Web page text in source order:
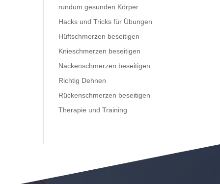
rundum gesunden Körper
Hacks und Tricks für Übungen
Hüftschmerzen beseitigen
Knieschmerzen beseitigen
Nackenschmerzen beseitigen
Richtig Dehnen
Rückenschmerzen beseitigen
Therapie und Training